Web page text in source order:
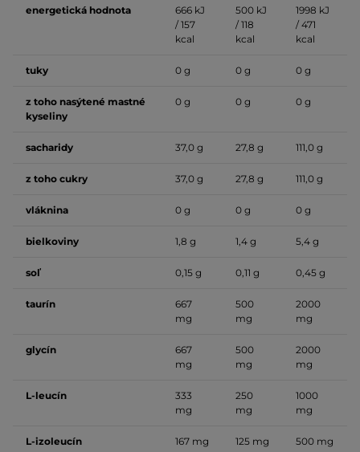
energetická hodnota
666 kJ
/ 157
kcal
500 kJ
/ 118
kcal
1998 kJ
/ 471
kcal
tuky 0 g 0 g 0 g
z toho nasýtené mastné
kyseliny
0 g 0 g 0 g
sacharidy 37,0 g 27,8 g 111,0 g
z toho cukry 37,0 g 27,8 g 111,0 g
vláknina 0 g 0 g 0 g
bielkoviny 1,8 g 1,4 g 5,4 g
soľ 0,15 g 0,11 g 0,45 g
taurín
667
mg
500
mg
2000
mg
glycín
667
mg
500
mg
2000
mg
L-leucín
333
mg
250
mg
1000
mg
L-izoleucín 167 mg 125 mg 500 mg